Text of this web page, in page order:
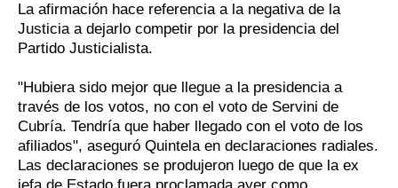
La afirmación hace referencia a la negativa de la
Justicia a dejarlo competir por la presidencia del
Partido Justicialista.
"Hubiera sido mejor que llegue a la presidencia a
través de los votos, no con el voto de Servini de
Cubría. Tendría que haber llegado con el voto de los
afiliados", aseguró Quintela en declaraciones radiales.
Las declaraciones se produjeron luego de que la ex